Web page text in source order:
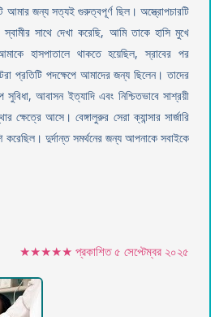
আমার জন্য সত্যই গুরুত্বপূর্ণ ছিল। অস্ত্রোপচারটি
সাথে দেখা করেছি, আমি তাকে হাসি মুখে
হাসপাতালে থাকতে হয়েছিল, স্রাবের পর
প্রতিটি পদক্ষেপে আমাদের জন্য ছিলেন। তাদের
আবাসন ইত্যাদি এবং নিশ্চিতভাবে সাশ্রয়ী
ক্ষেত্রে আসে। বেঙ্গালুরুর সেরা ক্যান্সার সার্জারি
দুর্দান্ত সমর্থনের জন্য আপনাকে সবাইকে
★★★★★ প্রকাশিত৫ সেপ্টেম্বর ২০২৫